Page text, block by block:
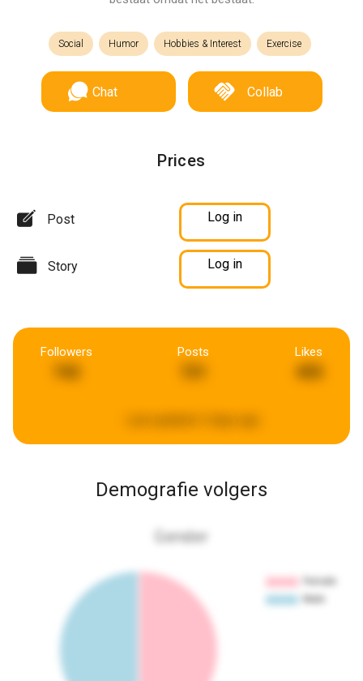
Social Humor Hobbies & Interest Exercise
Chat Collab
Prices
Post Log in
Story Log in
Followers Posts Likes
Demografie volgers
Gender